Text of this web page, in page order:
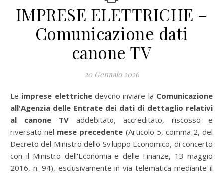
IMPRESE ELETTRICHE –
Comunicazione dati
canone TV
20 Gennaio 2026
Le imprese elettrichedevono inviare la Comunicazione
all'Agenzia delle Entrate dei dati di dettaglio relativi
al canone TV addebitato, accreditato, riscosso e
riversato nel mese precedente (Articolo 5, comma 2, del
Decreto del Ministro dello Sviluppo Economico, di concerto
con il Ministro dell'Economia e delle Finanze, 13 maggio
2016, n. 94), esclusivamente in via telematica mediante il